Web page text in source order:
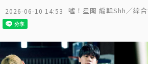
2026-06-10 14:53 噓！星聞 編輯Shh／綜